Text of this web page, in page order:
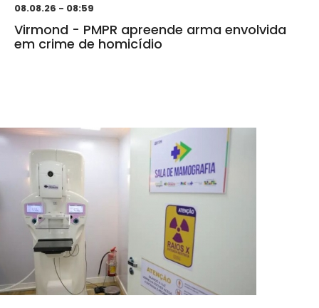
08.08.26 - 08:59
Virmond - PMPR apreende arma envolvida
em crime de homicídio